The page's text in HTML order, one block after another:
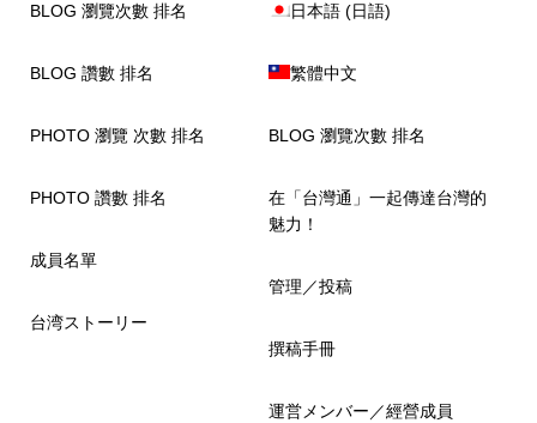
BLOG 瀏覽次數 排名
BLOG 讚數 排名
PHOTO 瀏覽 次數 排名
PHOTO 讚數 排名
成員名單
台湾ストーリー
日本語 (日語)
繁體中文
BLOG 瀏覽次數 排名
在「台灣通」一起傳達台灣的
魅力！
管理／投稿
撰稿手冊
運営メンバー／經營成員